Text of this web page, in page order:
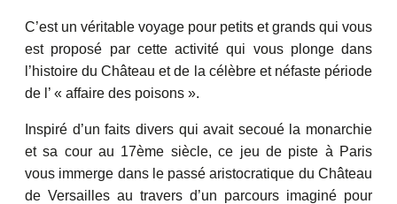
C’est un véritable voyage pour petits et grands qui vous
est proposé par cette activité qui vous plonge dans
l’histoire du Château et de la célèbre et néfaste période
de l’ « affaire des poisons ».
Inspiré d’un faits divers qui avait secoué la monarchie
et sa cour au 17ème siècle, ce jeu de piste à Paris
vous immerge dans le passé aristocratique du Château
de Versailles au travers d’un parcours imaginé pour